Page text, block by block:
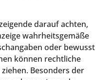
darauf achten,
wahrheitsgemäße
oder bewusst
können rechtliche
Besonders der